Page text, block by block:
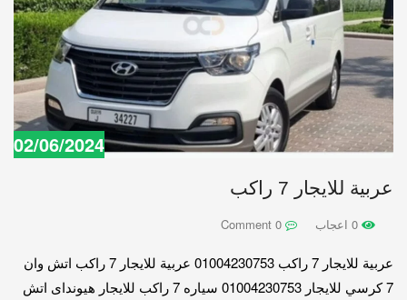
02/06/2024
عربية للايجار 7 راكب
عربية للايجار 7 راكب 01004230753 عربية للايجار 7 راكب اتش وان
7 كرسي للايجار 01004230753 سياره 7 راكب للايجار هيونداى اتش